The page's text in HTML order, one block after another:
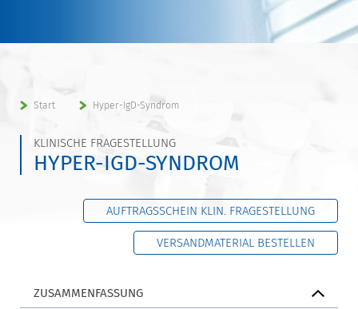
Start Hyper-IgD-Syndrom
KLINISCHE FRAGESTELLUNG
HYPER-IGD-SYNDROM
AUFTRAGSSCHEIN KLIN. FRAGESTELLUNG
VERSANDMATERIAL BESTELLEN
ZUSAMMENFASSUNG